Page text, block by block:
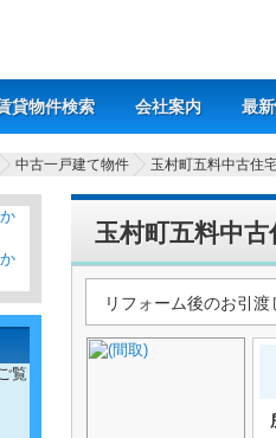
貸物件検索 会社案内 最
中古一戸建て物件 玉村町五料中古住
玉村町五料中古
リフォーム後のお引
覧